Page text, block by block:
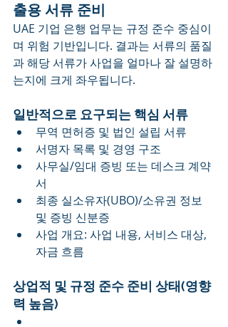
출용 서류 준비
UAE 기업 은행 업무는 규정 준수 중심이
며 위험 기반입니다. 결과는 서류의 품질
과 해당 서류가 사업을 얼마나 잘 설명하
는지에 크게 좌우됩니다.
일반적으로 요구되는 핵심 서류
무역 면허증 및 법인 설립 서류
서명자 목록 및 경영 구조
사무실/임대 증빙 또는 데스크 계약
서
최종 실소유자(UBO)/소유권 정보
및 증빙 신분증
사업 개요: 사업 내용, 서비스 대상,
자금 흐름
상업적 및 규정 준수 준비 상태(영향
력 높음)